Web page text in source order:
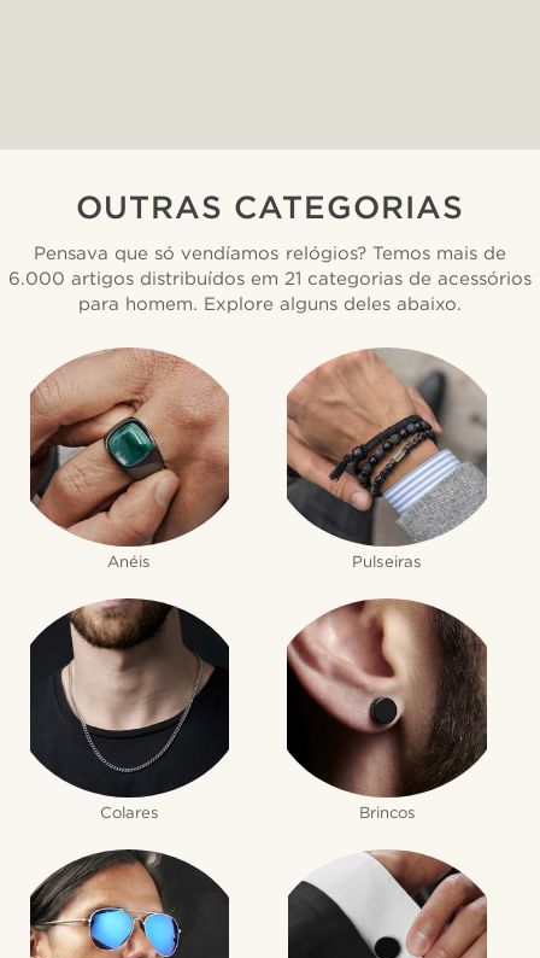
OUTRAS CATEGORIAS
Pensava que só vendíamos relógios? Temos mais de
6.000 artigos distribuídos em 21 categorias de acessórios
para homem. Explore alguns deles abaixo.
Anéis Pulseiras
Colares Brincos